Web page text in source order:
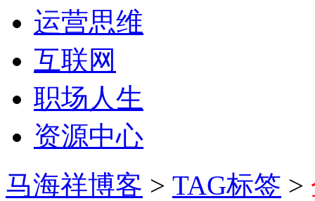
运营思维
互联网
职场人生
资源中心
马海祥博客 > TAG标签 >